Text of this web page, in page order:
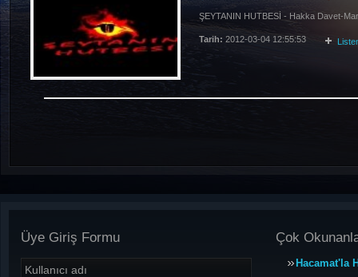
ŞEYTANIN HUTBESİ - Hakka Davet-
Tarih: 2012-03-04 12:55:53
Üye Giriş Formu Çok
Hacamat'la